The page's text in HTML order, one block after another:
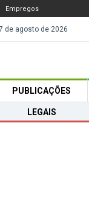
Empregos
de agosto de 2026
PUBLICAÇÕES
LEGAIS